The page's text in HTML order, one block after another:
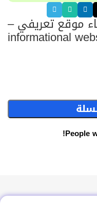
موقع تعريفي –
informational
People